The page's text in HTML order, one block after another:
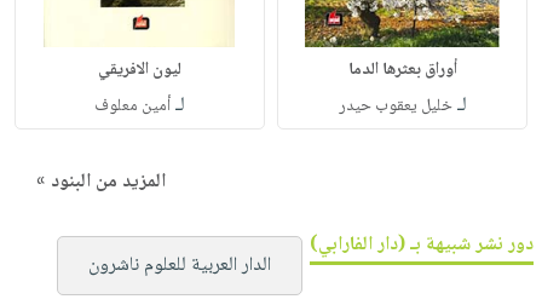
أوراق بعثرها الدما
لـخليل يعقوب حيدر
ليون الافريقي
لـأمين معلوف
المزيد من البنود »
دور نشر شبيهة بـ (دار الفارابي)
الدار العربية للعلوم ناشرون